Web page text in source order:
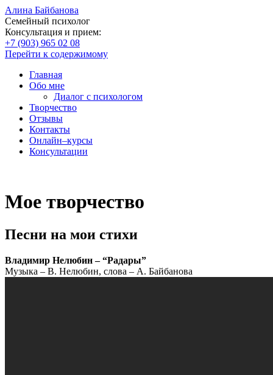
Алина Байбанова
Семейный психолог
Консультация и прием:
+7 (903) 965 02 08
Перейти к содержимому
Главная
Обо мне
Диалог с психологом
Творчество
Отзывы
Контакты
Онлайн–курсы
Консультации
Мое творчество
Песни на мои стихи
Владимир Нелюбин – “Радары”
Музыка – В. Нелюбин, слова – А. Байбанова